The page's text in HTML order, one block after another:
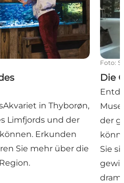
in Thyborøn,
Limfjords und der
Erkunden
Sie mehr über die
Foto:
Die
der
Sie